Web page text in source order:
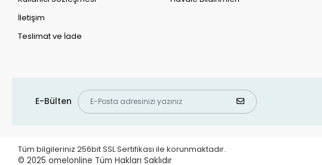
İletişim
Teslimat ve İade
E-Bülten
Tüm bilgileriniz 256bit SSL Sertifikası ile korunmaktadır.
© 2025 omelonline Tüm Hakları Saklıdır